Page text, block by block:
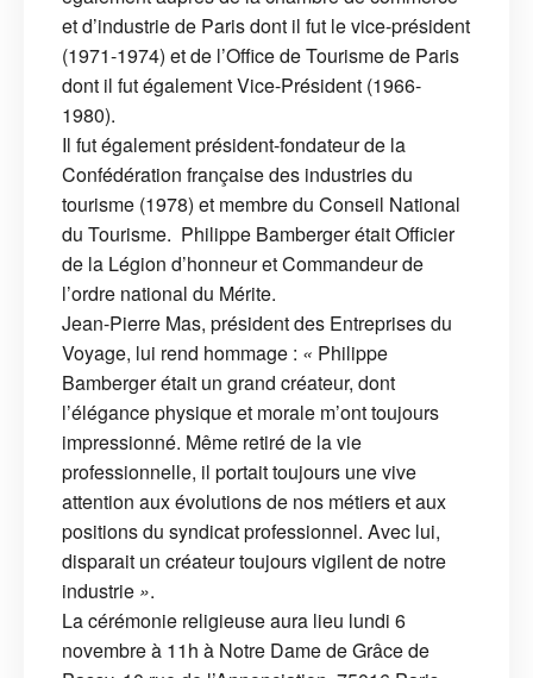
et d’industrie de Paris dont il fut le vice-président
(1971-1974) et de l’Office de Tourisme de Paris
dont il fut également Vice-Président (1966-
1980).
Il fut également président-fondateur de la
Confédération française des industries du
tourisme (1978) et membre du Conseil National
du Tourisme. Philippe Bamberger était Officier
de la Légion d’honneur et Commandeur de
l’ordre national du Mérite.
Jean-Pierre Mas, président des Entreprises du
Voyage, lui rend hommage : « Philippe
Bamberger était un grand créateur, dont
l’élégance physique et morale m’ont toujours
impressionné. Même retiré de la vie
professionnelle, il portait toujours une vive
attention aux évolutions de nos métiers et aux
positions du syndicat professionnel. Avec lui,
disparait un créateur toujours vigilent de notre
industrie ».
La cérémonie religieuse aura lieu lundi 6
novembre à 11h à Notre Dame de Grâce de